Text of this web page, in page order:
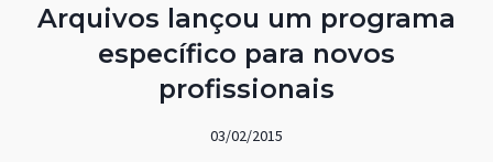
Arquivos lançou um programa
específico para novos
profissionais
03/02/2015